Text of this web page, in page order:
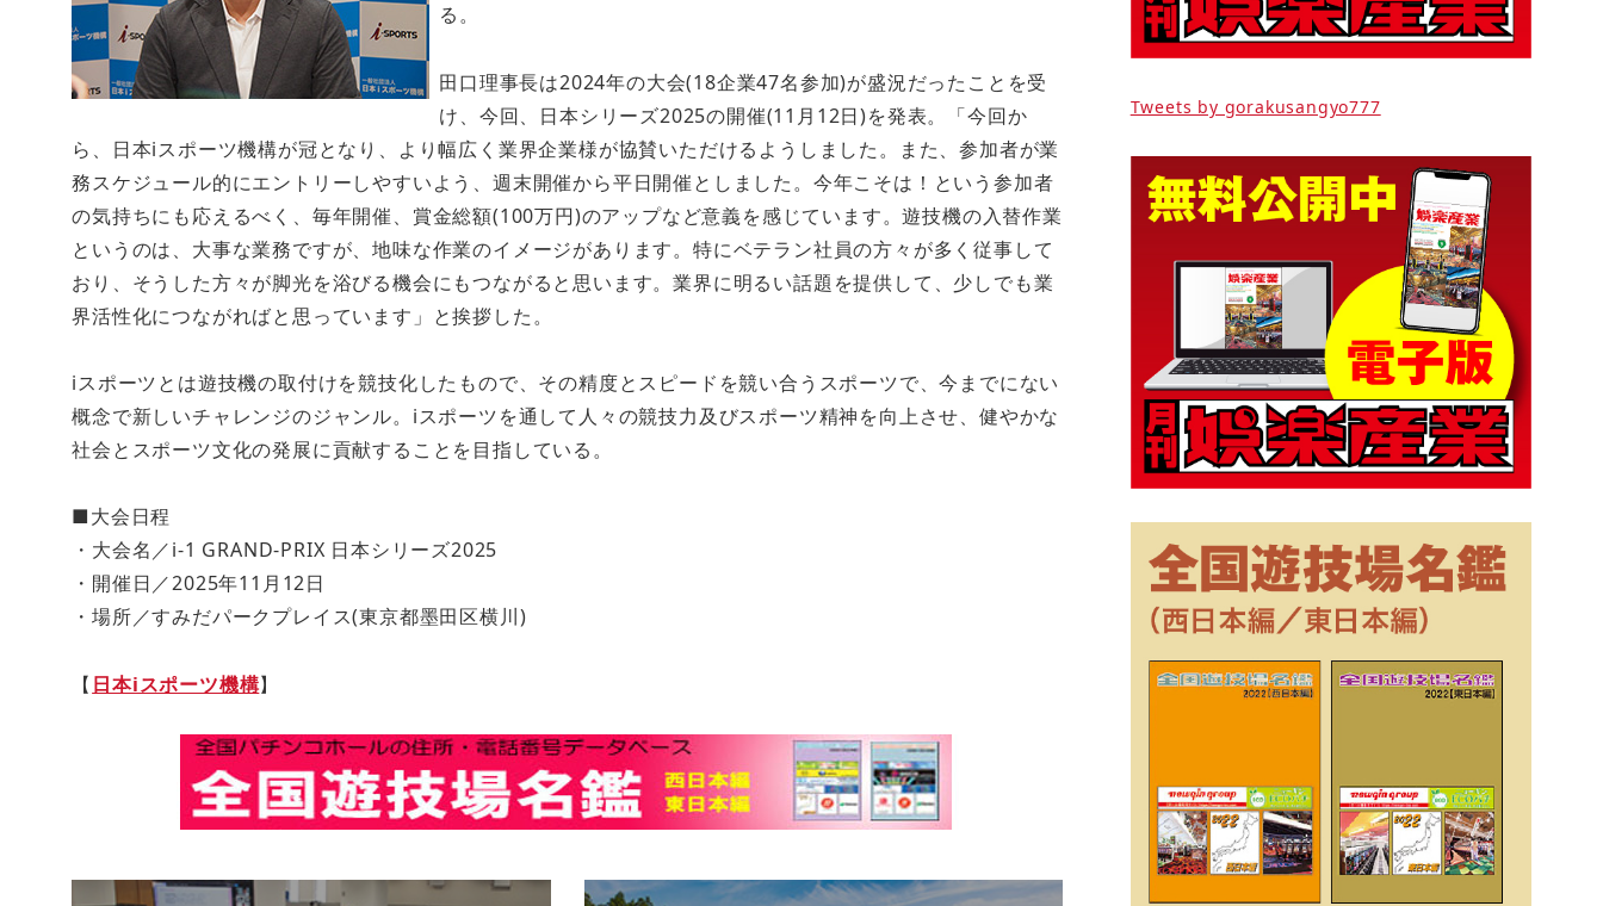
る。
田口理事長は2024年の大会(18企業47名参加)が盛況だったことを受
け、今回、日本シリーズ2025の開催(11月12日)を発表。「今回か
ら、日本iスポーツ機構が冠となり、より幅広く業界企業様が協賛いただけるようしました。また、参加者が業
務スケジュール的にエントリーしやすいよう、週末開催から平日開催としました。今年こそは！という参加者
の気持ちにも応えるべく、毎年開催、賞金総額(100万円)のアップなど意義を感じています。遊技機の入替作業
というのは、大事な業務ですが、地味な作業のイメージがあります。特にベテラン社員の方々が多く従事して
おり、そうした方々が脚光を浴びる機会にもつながると思います。業界に明るい話題を提供して、少しでも業
界活性化につながればと思っています」と挨拶した。
iスポーツとは遊技機の取付けを競技化したもので、その精度とスピードを競い合うスポーツで、今までにない
概念で新しいチャレンジのジャンル。iスポーツを通して人々の競技力及びスポーツ精神を向上させ、健やかな
社会とスポーツ文化の発展に貢献することを目指している。
■大会日程
・大会名／i-1 GRAND-PRIX 日本シリーズ2025
・開催日／2025年11月12日
・場所／すみだパークプレイス(東京都墨田区横川)
【 日本iスポーツ機構】
Tweets by gorakusangyo777